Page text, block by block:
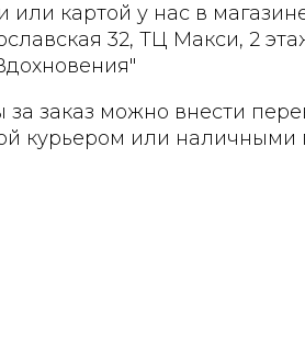
картой у нас в
32, ТЦ Макси, 2
за заказ можно внести
курьером или наличными